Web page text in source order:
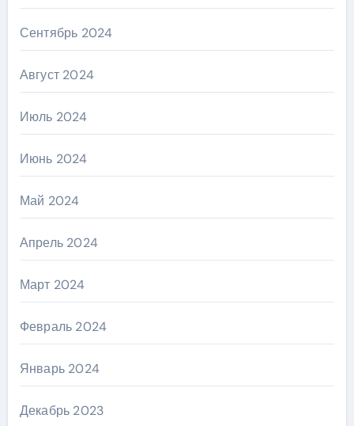
Сентябрь 2024
Август 2024
Июль 2024
Июнь 2024
Май 2024
Апрель 2024
Март 2024
Февраль 2024
Январь 2024
Декабрь 2023